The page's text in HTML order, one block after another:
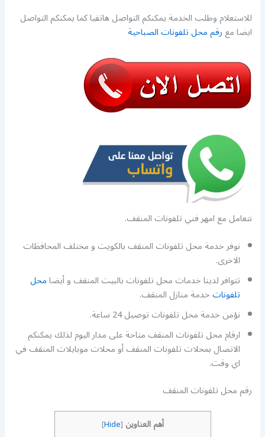
للاستعلام وطلب الخدمة يمكنكم التواصل هاتفيا كما يمكنكم التواصل
ايضا معرقم محل تلفونات الصباحية
نتعامل مع امهر فني تلفونات المنقف.
نوفر خدمة محل تلفونات المنقف بالكويت و مختلف المحافظات
الاخرى.
تتوافر لدينا خدمات محل تلفونات بالبيت المنقف و أيضامحل
تلفوناتخدمة منازل المنقف.
نؤمن خدمة محل تلفونات توصيل 24 ساعة.
ارقام محل تلفونات المنقف متاحة على مدار اليوم لذلك يمكنكم
الاتصال بمحلات تلفونات المنقف أو محلات موبايلات المنقف في
اي وقت.
رقم محل تلفونات المنقف
أهم العناوين [
Hide
]